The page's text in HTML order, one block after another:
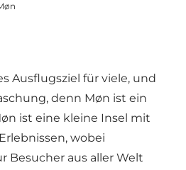
Ausflugsziel für viele, und
denn Møn ist ein
ist eine kleine Insel mit
wobei
Besucher aus aller Welt